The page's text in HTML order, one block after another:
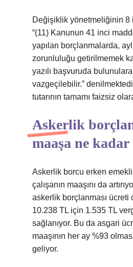
Değişiklik yönetmeliğinin 8
“(11) Kanunun 41 inci
yapılan borçlanmalarda,
zorunluluğu getirilmemek
yazılı başvuruda
vazgeçilebilir.”
tutarının tamamı faizsiz
Askerlik
maaşa ne
Askerlik borcu erken
çalışanın maaşını da
askerlik borçlanması ücreti
10.238 TL için 1.535 TL
sağlanıyor. Bu da asgari
maaşının her ay %93
geliyor.